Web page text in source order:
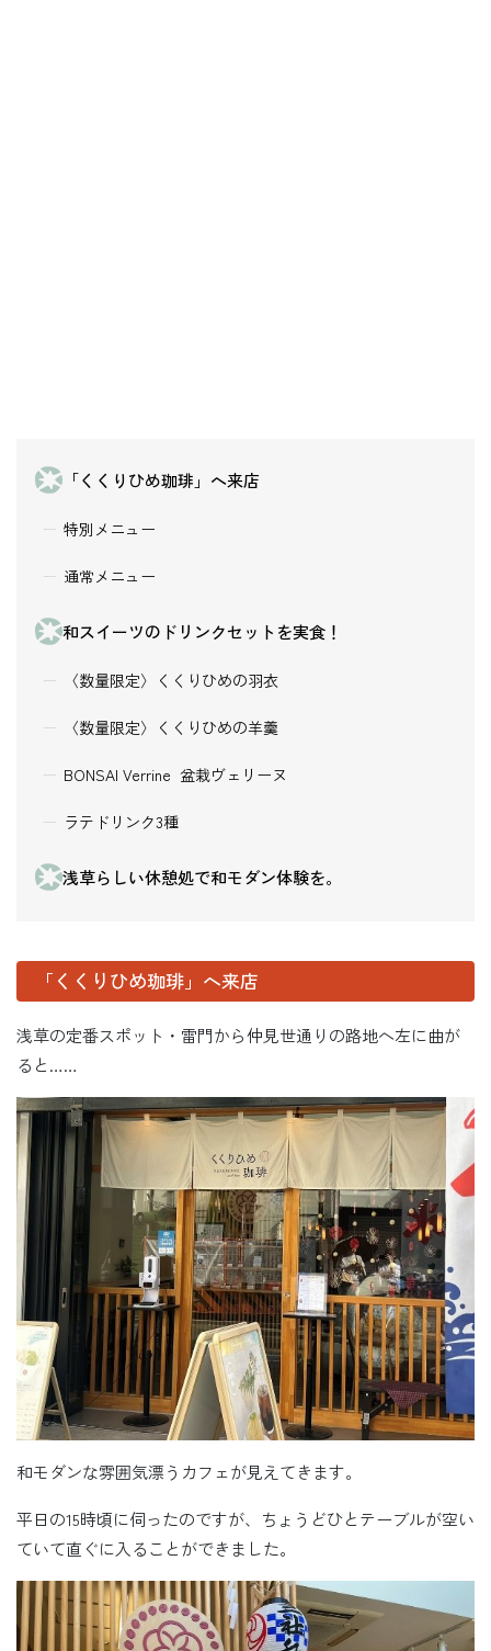
「くくりひめ珈琲」へ来店
特別メニュー
通常メニュー
和スイーツのドリンクセットを実食！
〈数量限定〉くくりひめの羽衣
〈数量限定〉くくりひめの羊羹
BONSAI Verrine 盆栽ヴェリーヌ
ラテドリンク3種
浅草らしい休憩処で和モダン体験を。
「くくりひめ珈琲」へ来店
浅草の定番スポット・雷門から仲見世通りの路地へ左に曲が
ると……
和モダンな雰囲気漂うカフェが見えてきます。
平日の15時頃に伺ったのですが、ちょうどひとテーブルが空い
ていて直ぐに入ることができました。